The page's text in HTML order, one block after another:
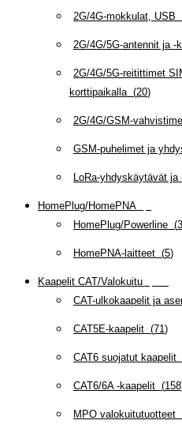
2G/4G-mokkulat, USB
2G/4G/5G-antennit ja -
2G/4G/5G-reitittimet
korttipaikalla (20)
2G/4G/GSM-
GSM-puhelimet ja
LoRa-yhdyskäytävät ja
HomePlug/HomePNA
HomePlug/Powerline (3
HomePNA-laitteet (5)
Kaapelit CAT/Valokuitu
CAT-ulkokaapelit ja
CAT5E-kaapelit (71)
CAT6 suojatut kaapelit
CAT6/6A -kaapelit (158
MPO valokuitutuotteet